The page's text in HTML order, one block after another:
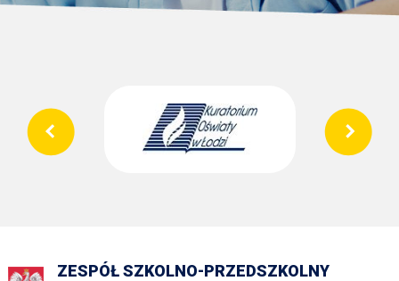
ZESPÓŁ SZKOLNO-PRZEDSZKOLNY